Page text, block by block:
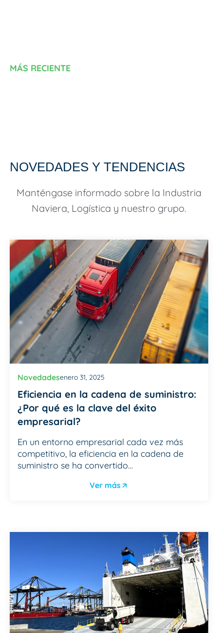
MÁS RECIENTE
NOVEDADES Y TENDENCIAS
Manténgase informado sobre la Industria
Naviera, Logística y nuestro grupo.
Novedadesenero 31, 2025
Eficiencia en la cadena de suministro:
¿Por qué es la clave del éxito
empresarial?
En un entorno empresarial cada vez más
competitivo, la eficiencia en la cadena de
suministro se ha convertido…
Ver más